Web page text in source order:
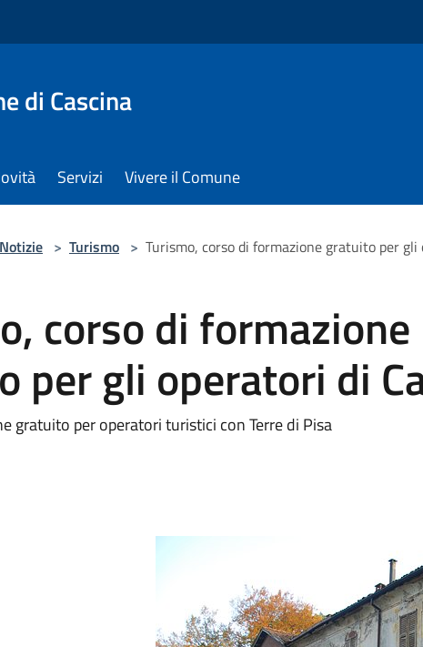
di Cascina
Servizi Vivere il Comune
Notizie > Turismo > Turismo, corso di formazione gratuito per gli
corso di formazione
per gli operatori di
gratuito per operatori turistici con Terre di Pisa